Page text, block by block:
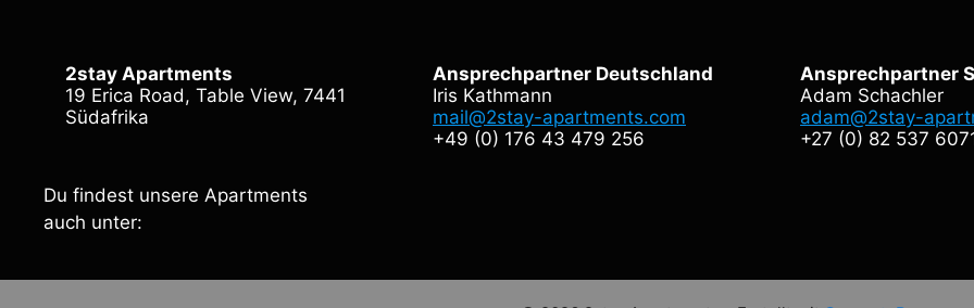
2stay Apartments
19 Erica Road, Table View, 7441
Südafrika
Du findest unsere Apartments
auch unter:
Ansprechpartner Deutschland
mail@2stay-apartments.com
+49 (0) 176 43 479 256
Ansprechpartner
adam@2stay-
+27 (0) 82 537